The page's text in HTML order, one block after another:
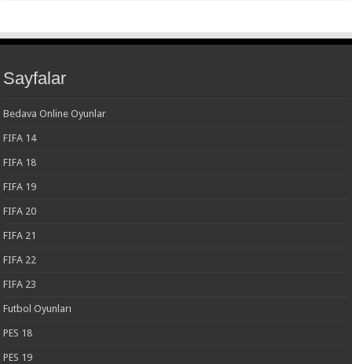
Sayfalar
Bedava Online Oyunlar
FIFA 14
FIFA 18
FIFA 19
FIFA 20
FIFA 21
FIFA 22
FIFA 23
Futbol Oyunları
PES 18
PES 19